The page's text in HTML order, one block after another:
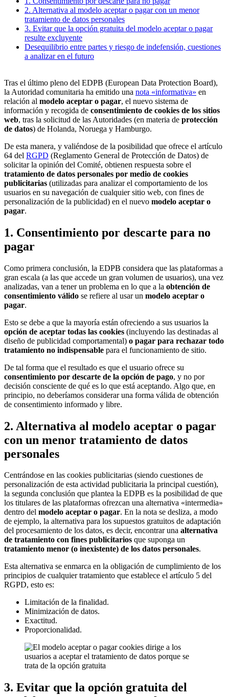
2. Alternativa al modelo aceptar o pagar con un menor
tratamiento de datos personales
3. Evitar que la opción gratuita del modelo aceptar o pagar
resulte excluyente
Desequilibrio entre partes y riesgo de indefensión, cuestiones
a analizar en el futuro
Tras el último pleno del EDPB (European Data Protection Board),
la Autoridad comunitaria ha emitido una nota «informativa» en
relación al modelo aceptar o pagar, el nuevo sistema de
información y recogida de consentimiento de cookies de los sitios
web, tras la solicitud de las Autoridades (en materia de protección
de datos) de Holanda, Noruega y Hamburgo.
De esta manera, y valiéndose de la posibilidad que ofrece el artículo
64 del RGPD (Reglamento General de Protección de Datos) de
solicitar la opinión del Comité, obtienen respuesta sobre el
tratamiento de datos personales por medio de cookies
publicitarias (utilizadas para analizar el comportamiento de los
usuarios en su navegación de cualquier sitio web, con fines de
personalización de la publicidad) en el nuevo modelo aceptar o
pagar.
1. Consentimiento por descarte para no
pagar
Como primera conclusión, la EDPB considera que las plataformas a
gran escala (a las que accede un gran volumen de usuarios), una vez
analizadas, van a tener un problema en lo que a la obtención de
consentimiento válido se refiere al usar un modelo aceptar o
pagar.
Esto se debe a que la mayoría están ofreciendo a sus usuarios la
opción de aceptar todas las cookies (incluyendo las destinadas al
diseño de publicidad comportamental) o pagar para rechazar todo
tratamiento no indispensable para el funcionamiento de sitio.
De tal forma que el resultado es que el usuario ofrece su
consentimiento por descarte de la opción de pago, y no por
decisión consciente de qué es lo que está aceptando. Algo que, en
principio, no deberíamos considerar una forma válida de obtención
de consentimiento informado y libre.
2. Alternativa al modelo aceptar o pagar
con un menor tratamiento de datos
personales
Centrándose en las cookies publicitarias (siendo cuestiones de
personalización de esta actividad publicitaria la principal cuestión),
la segunda conclusión que plantea la EDPB es la posibilidad de que
los titulares de las plataformas ofrezcan una alternativa «intermedia»
dentro del modelo aceptar o pagar. En la nota se desliza, a modo
de ejemplo, la alternativa para los supuestos gratuitos de adaptación
del procesamiento de los datos, es decir, encontrar una alternativa
de tratamiento con fines publicitarios que suponga un
tratamiento menor (o inexistente) de los datos personales.
Esta alternativa se enmarca en la obligación de cumplimiento de los
principios de cualquier tratamiento que establece el artículo 5 del
RGPD, esto es:
Limitación de la finalidad.
Minimización de datos.
Exactitud.
Proporcionalidad.
3. Evitar que la opción gratuita del